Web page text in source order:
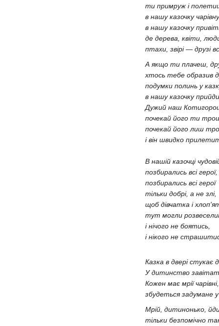
ти примруж і
в нашу казочку
в нашу
де дерева,
птахи, звірі — друзі
А якщо ти плачеш,
хтось тебе образив
подумки полинь у
в нашу казочку
Дужий наш
почекай його ти
почекай його лиш
і він швидко
В нашій
позбирались
позбирались
тільки добрі,
щоб дівчатка
тут могли
і нічого не
і нікого не
Казка в двері стукає
У дитинство
Кожен має мрії чарівні,
збудеться
Мрій, дитинонько,
тільки безпомічно